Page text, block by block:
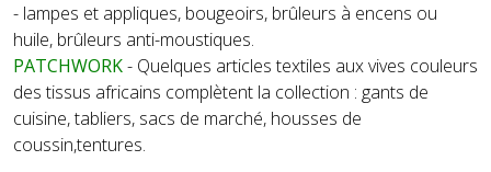
- lampes et appliques, bougeoirs, brûleurs à encens ou
huile, brûleurs anti-moustiques.
PATCHWORK- Quelques articles textiles aux vives couleurs
des tissus africains complètent la collection : gants de
cuisine, tabliers, sacs de marché, housses de
coussin,tentures.